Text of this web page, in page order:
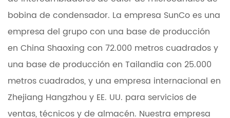
bobina de condensador. La empresa SunCo es una
empresa del grupo con una base de producción
en China Shaoxing con 72.000 metros cuadrados y
una base de producción en Tailandia con 25.000
metros cuadrados, y una empresa internacional en
Zhejiang Hangzhou y EE. UU. para servicios de
ventas, técnicos y de almacén. Nuestra empresa